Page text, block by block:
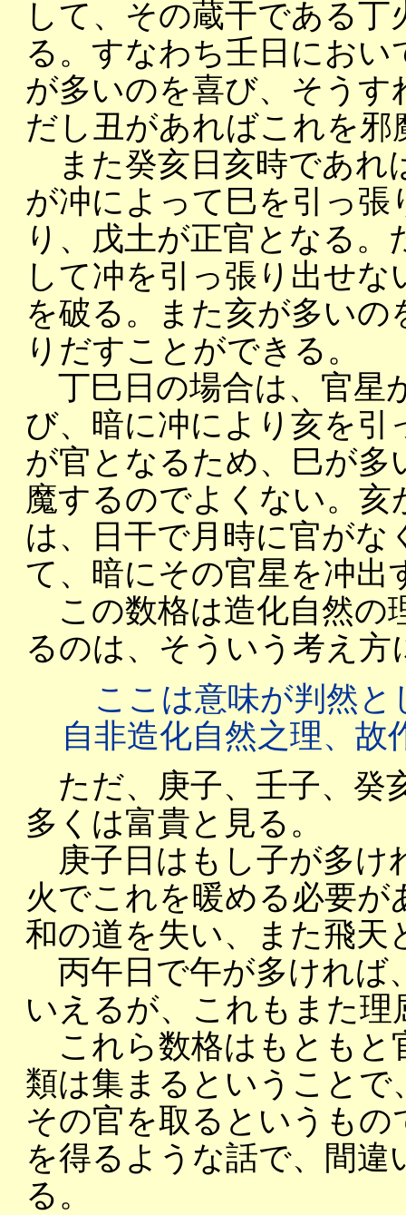
して、その蔵干である
る。すなわち壬日にお
が多いのを喜び、そう
だし丑があればこれを
また癸亥日亥時であれ
が冲によって巳を引っ
り、戊土が正官となる
して冲を引っ張り出せ
を破る。また亥が多い
りだすことができる。
丁巳日の場合は、官星
び、暗に冲により亥を引
が官となるため、巳が
魔するのでよくない。
は、日干で月時に官が
て、暗にその官星を冲出
この数格は造化自然の
るのは、そういう考え
ここは意味が判然と
自非造化自然之理、故
ただ、庚子、壬子、癸
多くは富貴と見る。
庚子日はもし子が多け
火でこれを暖める必要
和の道を失い、また飛
丙午日で午が多ければ
いえるが、これもまた理
これら数格はもともと
類は集まるということ
その官を取るというも
を得るような話で、間
る。